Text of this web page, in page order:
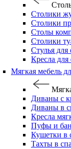
Столики
Столики
Столы
Столики
Стулья для
Кресла для
Мягкая мебель
Диваны с
Диваны в
Кресла
Пуфы и
Кушетки в
Тахты в